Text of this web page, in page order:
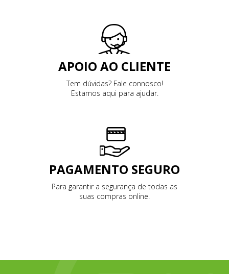
APOIO AO CLIENTE
Tem dúvidas? Fale connosco!
Estamos aqui para ajudar.
PAGAMENTO SEGURO
Para garantir a segurança de todas as
suas compras online.